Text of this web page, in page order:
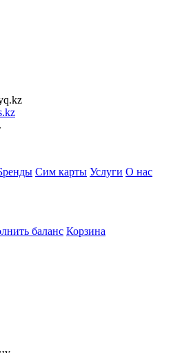
Сим карты Услуги О нас
баланс Корзина